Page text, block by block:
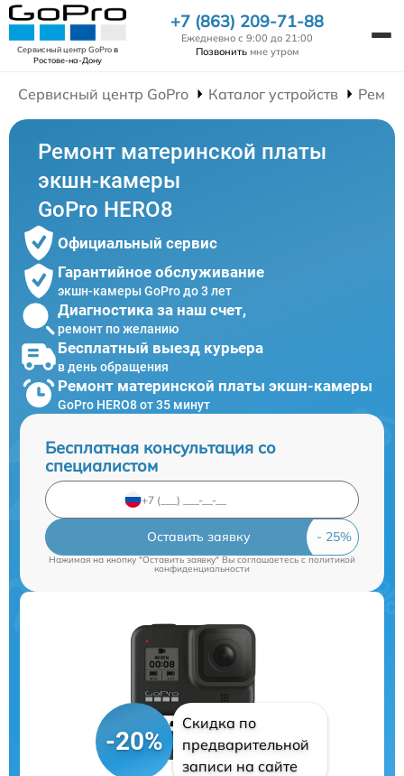
Сервисный центр GoProв
Ростове-на-Дону
+7 (863) 209-71-88
Ежедневно с 9:00 до 21:00
Позвонить мне утром
Сервисный центр GoPro Каталог устройств
Ремонт материнской платы
экшн-камеры
GoPro HERO8
Официальный сервис
Гарантийное обслуживание
экшн-камеры GoPro до 3 лет
Диагностика за наш счет,
ремонт по желанию
Бесплатный выезд курьера
в день обращения
Ремонт материнской платы экшн-камеры
GoPro HERO8 от 35 минут
Бесплатная консультация со
специалистом
Оставить заявку
Нажимая на кнопку "Оставить заявку" Вы соглашаетесь c политикой
конфиденциальности
-20%
Скидка по
предварительной
записи на сайте